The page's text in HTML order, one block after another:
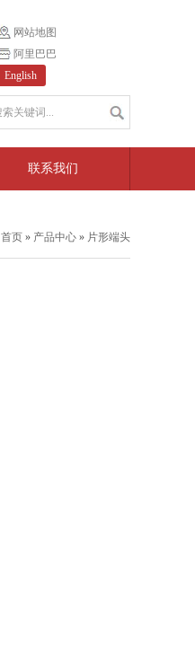
网站地图
阿里巴巴
English
联系我们
首页 » 产品中心 » 片形端头